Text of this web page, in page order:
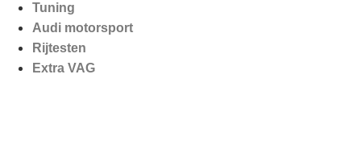
Tuning
Audi motorsport
Rijtesten
Extra VAG